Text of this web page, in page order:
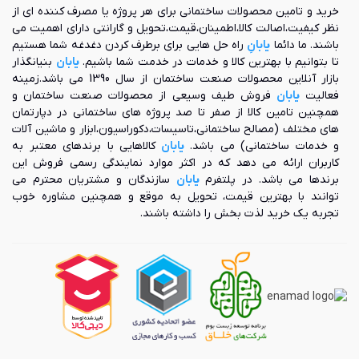
بوده و بر اساس نیاز و فضای مورد نظرتان، طراحی و تولید می
گردند. شیشه های این کابین نیز می توانند هم به رنگ دودی و هم
به شکل شفاف، خط دار و یا مات (سند بلاست) تولید شوند. در
واقع، شما می توانید بر اساس سلیقه خود، ابعاد، رنگ و طرح شیشه
ها را انتخاب کنید.
مقاومت در برابر رطوبت: همان طور که می دانید رطوبت بالا در
سرویس های بهداشتی موجب ایجاد کپک و قارچ می شود. اما از آن
جایی که کابین دوش زرین آب با استفاده از مواد مقاوم در برابر
رطوبت ساخته شده است، این مشکل را به طور کامل حل کرده
است.
مزایای کابین دوش زرین آب
بهینه سازی فضا: کابین دوش‌ها موجب بهینه سازی فضای
حمام می شوند. در واقع این محصولات با جداسازی فضای
دوش از دیگر قسمت های حمام، می‌توانند فضای موجود را
به بهترین نحو بهینه سازی کنند.
افزایش ارزش ملک: از آن جایی که کابین دوش‌های زرین آب
خرید و تامین محصولات ساختمانی برای هر پروژه یا مصرف کننده ای از
نظر کیفیت،اصالت کالا،اطمینان،قیمت،تحویل و گارانتی دارای اهمیت می
باشند. ما دائما یابانِ راه حل هایی برای برطرف کردن دغدغه شما هستیم
تا بتوانیم با بهترین کالا و خدمات در خدمت شما باشیم.یابان بنیانگذار
بازار آنلاین محصولات صنعت ساختمان از سال 1390 می باشد.زمینه
فعالیتیابان فروش طیف وسیعی از محصولات صنعت ساختمان و
همچنین تامین کالا از صفر تا صد پروژه های ساختمانی در دپارتمان
های مختلف (مصالح ساختمانی،تاسیسات،دکوراسیون،ابزار و ماشین آلات
و خدمات ساختمانی) می باشد.یابان کالاهایی با برندهای معتبر به
کاربران ارائه می دهد که در اکثر موارد نمایندگی رسمی فروش این
برندها می باشد. در پلتفرمیابان سازندگان و مشتریان محترم می
توانند با بهترین قیمت، تحویل به موقع و همچنین مشاوره خوب
تجربه یک خرید لذت بخش را داشته باشند.